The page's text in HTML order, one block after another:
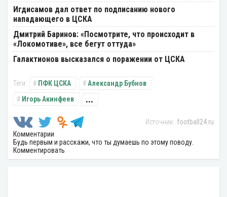
Игдисамов дал ответ по подписанию нового
нападающего в ЦСКА
Дмитрий Баринов: «Посмотрите, что происходит в
«Локомотиве», все бегут оттуда»
Галактионов высказался о поражении от ЦСКА
ПФК ЦСКА
Александр Бубнов
Игорь Акинфеев
...
football24.ru
Комментарии
Будь первым и расскажи, что ты думаешь по этому поводу.
Комментировать